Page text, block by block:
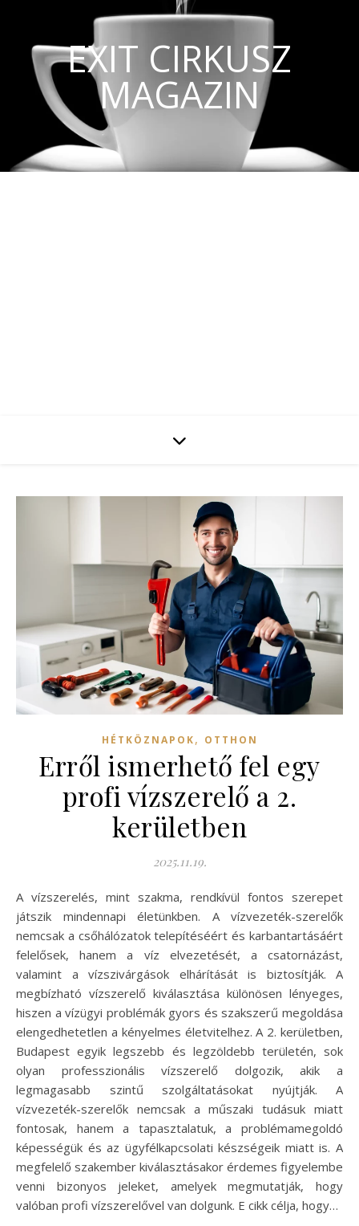
EXIT CIRKUSZ
MAGAZIN
HÉTKÖZNAPOK, OTTHON
Erről ismerhető fel egy
profi vízszerelő a 2.
kerületben
2025.11.19.
A vízszerelés, mint szakma, rendkívül fontos szerepet
játszik mindennapi életünkben. A vízvezeték-szerelők
nemcsak a csőhálózatok telepítéséért és karbantartásáért
felelősek, hanem a víz elvezetését, a csatornázást,
valamint a vízszivárgások elhárítását is biztosítják. A
megbízható vízszerelő kiválasztása különösen lényeges,
hiszen a vízügyi problémák gyors és szakszerű megoldása
elengedhetetlen a kényelmes életvitelhez. A 2. kerületben,
Budapest egyik legszebb és legzöldebb területén, sok
olyan professzionális vízszerelő dolgozik, akik a
legmagasabb szintű szolgáltatásokat nyújtják. A
vízvezeték-szerelők nemcsak a műszaki tudásuk miatt
fontosak, hanem a tapasztalatuk, a problémamegoldó
képességük és az ügyfélkapcsolati készségeik miatt is. A
megfelelő szakember kiválasztásakor érdemes figyelembe
venni bizonyos jeleket, amelyek megmutatják, hogy
valóban profi vízszerelővel van dolgunk. E cikk célja, hogy…